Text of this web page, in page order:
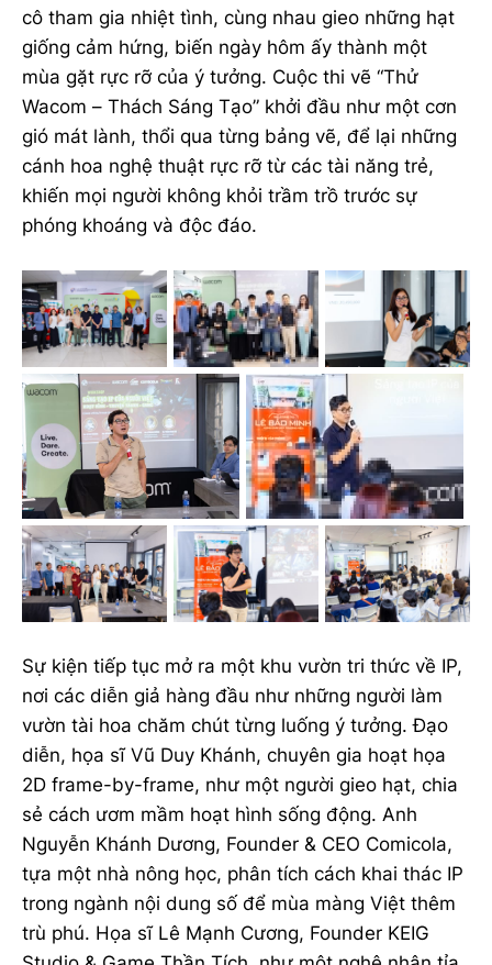
cô tham gia nhiệt tình, cùng nhau gieo những hạt
giống cảm hứng, biến ngày hôm ấy thành một
mùa gặt rực rỡ của ý tưởng. Cuộc thi vẽ “Thử
Wacom – Thách Sáng Tạo” khởi đầu như một cơn
gió mát lành, thổi qua từng bảng vẽ, để lại những
cánh hoa nghệ thuật rực rỡ từ các tài năng trẻ,
khiến mọi người không khỏi trầm trồ trước sự
phóng khoáng và độc đáo.
Sự kiện tiếp tục mở ra một khu vườn tri thức về IP,
nơi các diễn giả hàng đầu như những người làm
vườn tài hoa chăm chút từng luống ý tưởng. Đạo
diễn, họa sĩ Vũ Duy Khánh, chuyên gia hoạt họa
2D frame-by-frame, như một người gieo hạt, chia
sẻ cách ươm mầm hoạt hình sống động. Anh
Nguyễn Khánh Dương, Founder & CEO Comicola,
tựa một nhà nông học, phân tích cách khai thác IP
trong ngành nội dung số để mùa màng Việt thêm
trù phú. Họa sĩ Lê Mạnh Cương, Founder KEIG